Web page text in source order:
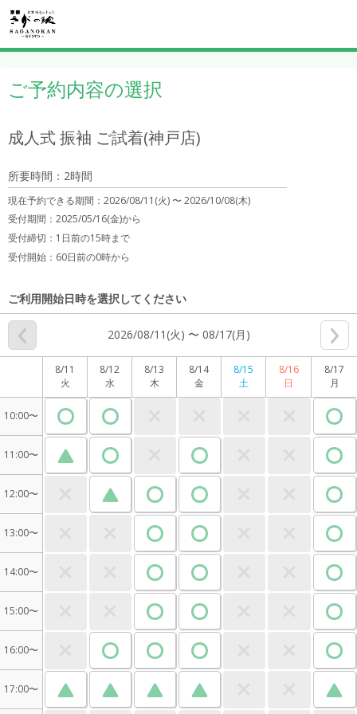
ご予約内容の選択
成人式 振袖 ご試着(神戸店)
所要時間：2時間
現在予約できる期間： 2026/08/11(火) 〜2026/10/08(木)
受付期間：2025/05/16(金)から
受付締切： 1日前の15時まで
受付開始： 60日前の0時から
ご利用開始日時を選択してください
2026/08/11(火) 〜 08/17(月)
8/11
火
8/12
水
8/13
木
8/14
金
8/15
土
8/16
日
8/17
月
10:00〜
11:00〜
12:00〜
13:00〜
14:00〜
15:00〜
16:00〜
17:00〜